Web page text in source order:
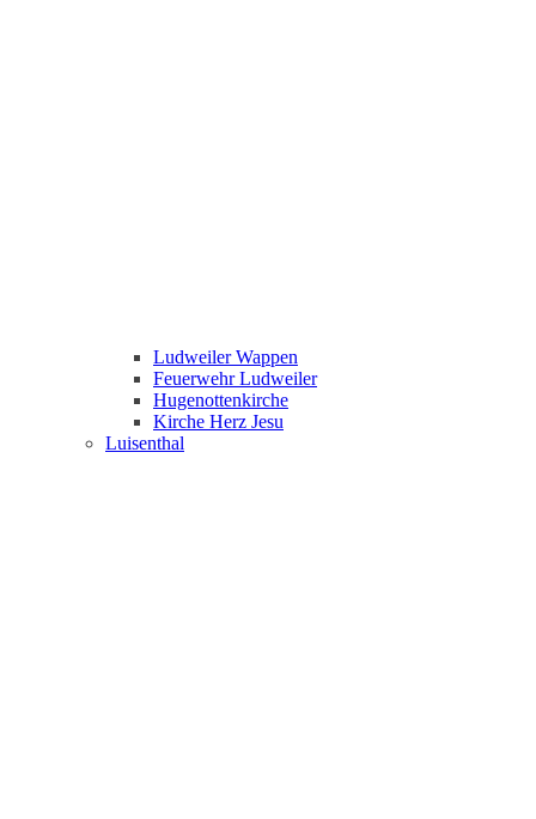
Ludweiler Wappen
Feuerwehr Ludweiler
Hugenottenkirche
Kirche Herz Jesu
Luisenthal